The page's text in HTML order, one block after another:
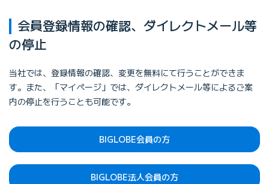
会員登録情報の確認、ダイレクトメール等
の停止
当社では、登録情報の確認、変更を無料にて行うことができま
す。また、「マイページ」では、ダイレクトメール等によるご案
内の停止を行うことも可能です。
BIGLOBE会員の方
BIGLOBE法人会員の方